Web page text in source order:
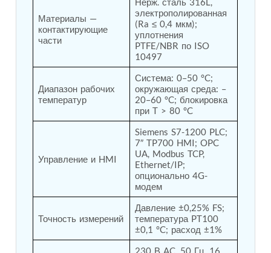
Aerospace Fuel Supply System
Nitrogen Cylinder Manifold Cum Pressure Control
System
Engine Test Cell Data Acquisition System
High Pressure Air Compressor Test Stand
Electrical & Hydraulic System for the Side Gear
Box (LH & RH) Test Rig
Aircraft Servo Valve Hydraulic Test Equipment
Hydro-Gas Suspension (HSU) Validation System
Aircraft Aggregate Flushing Rig
LP Shaft Torsion Fatigue Testing Machine
Integrated Aircraft Hydraulic Reservoir, Intensifier
& Control Module
Water Leak Testing System for Standard and Broad-
Drive Loading Rig
Aircraft Arresting Gear (AAG) system
Missile Canister Transportation Module
Multi-Port Flow Divider Test Bench
Материалы —
контактирующие
части
электрополированная
(Ra ≤ 0,4 мкм);
уплотнения
PTFE/NBR по ISO
10497
Диапазон рабочих
температур
Система: 0–50 °C;
окружающая среда: –
20–60 °C; блокировка
при T > 80 °C
Управление и HMI
Siemens S7-1200 PLC;
7″ TP700 HMI; OPC
UA, Modbus TCP,
Ethernet/IP;
опционально 4G-
модем
Точность измерений
Давление ±0,25% FS;
температура PT100
±0,1 °C; расход ±1%
230 В AC, 50 Гц, 16